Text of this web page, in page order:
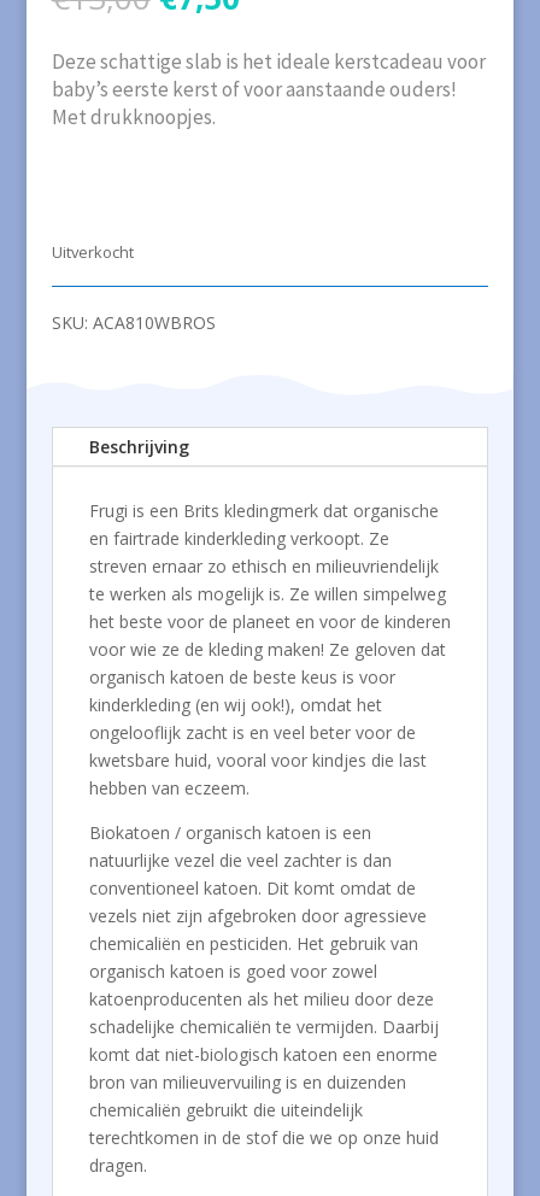
prijs
was:
€13,00.
is:
€7,50.
Deze schattige slab is het ideale kerstcadeau voor
baby’s eerste kerst of voor aanstaande ouders!
Met drukknoopjes.
Uitverkocht
SKU: ACA810WBROS
Beschrijving
Frugi is een Brits kledingmerk dat organische
en fairtrade kinderkleding verkoopt. Ze
streven ernaar zo ethisch en milieuvriendelijk
te werken als mogelijk is. Ze willen simpelweg
het beste voor de planeet en voor de kinderen
voor wie ze de kleding maken! Ze geloven dat
organisch katoen de beste keus is voor
kinderkleding (en wij ook!), omdat het
ongelooflijk zacht is en veel beter voor de
kwetsbare huid, vooral voor kindjes die last
hebben van eczeem.
Biokatoen / organisch katoen is een
natuurlijke vezel die veel zachter is dan
conventioneel katoen. Dit komt omdat de
vezels niet zijn afgebroken door agressieve
chemicaliën en pesticiden. Het gebruik van
organisch katoen is goed voor zowel
katoenproducenten als het milieu door deze
schadelijke chemicaliën te vermijden. Daarbij
komt dat niet-biologisch katoen een enorme
bron van milieuvervuiling is en duizenden
chemicaliën gebruikt die uiteindelijk
terechtkomen in de stof die we op onze huid
dragen.